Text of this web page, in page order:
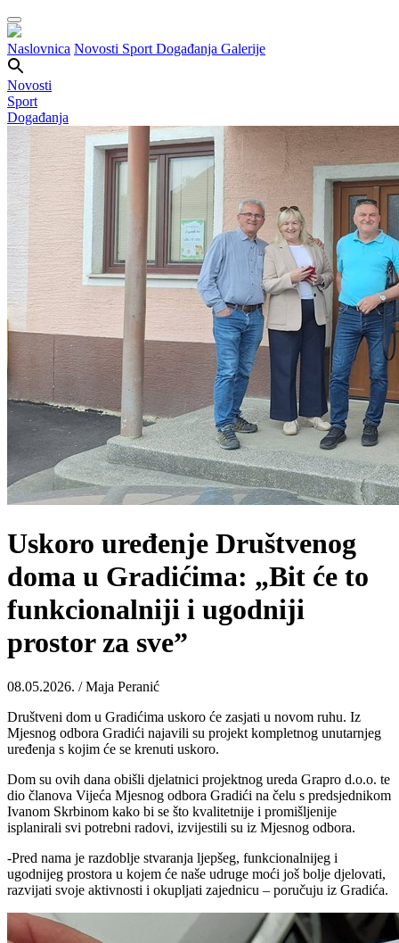
Naslovnica Novosti Sport Događanja Galerije
Novosti
Sport
Događanja
Uskoro uređenje Društvenog
doma u Gradićima: „Bit će to
funkcionalniji i ugodniji
prostor za sve”
08.05.2026. / Maja Peranić
Društveni dom u Gradićima uskoro će zasjati u novom ruhu. Iz
Mjesnog odbora Gradići najavili su projekt kompletnog unutarnjeg
uređenja s kojim će se krenuti uskoro.
Dom su ovih dana obišli djelatnici projektnog ureda Grapro d.o.o. te
dio članova Vijeća Mjesnog odbora Gradići na čelu s predsjednikom
Ivanom Skrbinom kako bi se što kvalitetnije i promišljenije
isplanirali svi potrebni radovi, izvijestili su iz Mjesnog odbora.
-Pred nama je razdoblje stvaranja ljepšeg, funkcionalnijeg i
ugodnijeg prostora u kojem će naše udruge moći još bolje djelovati,
razvijati svoje aktivnosti i okupljati zajednicu – poručuju iz Gradića.